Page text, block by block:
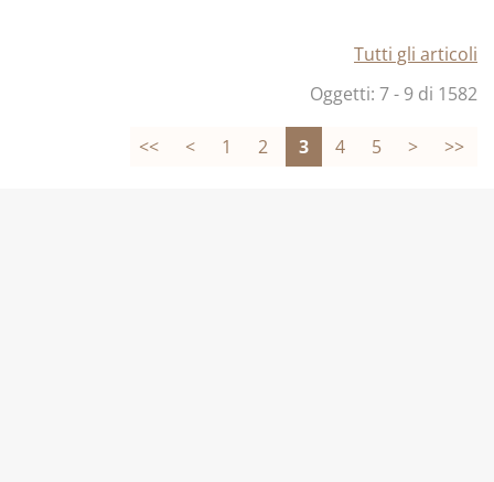
Tutti gli articoli
Oggetti: 7 - 9 di 1582
<< < 1 2 3 4 5 > >>